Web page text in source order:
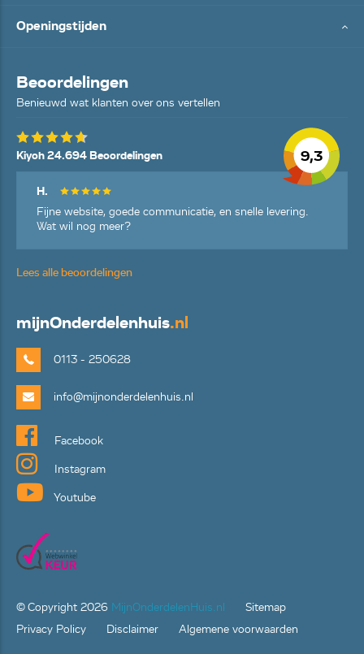
Openingstijden
Beoordelingen
Benieuwd wat klanten over ons vertellen
9,3
Kiyoh 24.694 Beoordelingen
H.
Fijne website, goede communicatie, en snelle levering.
Wat wil nog meer?
Lees alle beoordelingen
mijnOnderdelenhuis.nl
0113 - 250628
info@mijnonderdelenhuis.nl
Facebook
Instagram
Youtube
© Copyright 2026 MijnOnderdelenHuis.nl
Sitemap
Privacy Policy
Disclaimer Algemene voorwaarden